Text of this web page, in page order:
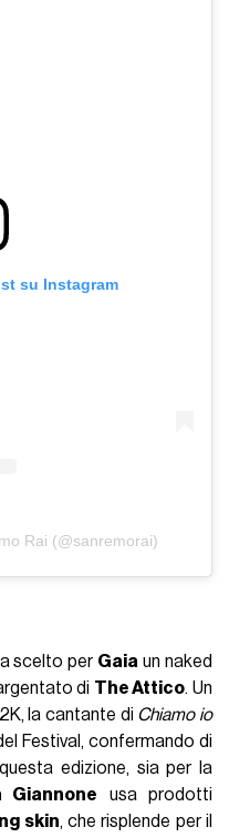
su Instagram
Rai (@sanremorai)
scelto per Gaia un naked
di The Attico. Un
la cantante di Chiamo io
Festival, confermando di
edizione, sia per la
Giannone usa prodotti
skin, che risplende per il